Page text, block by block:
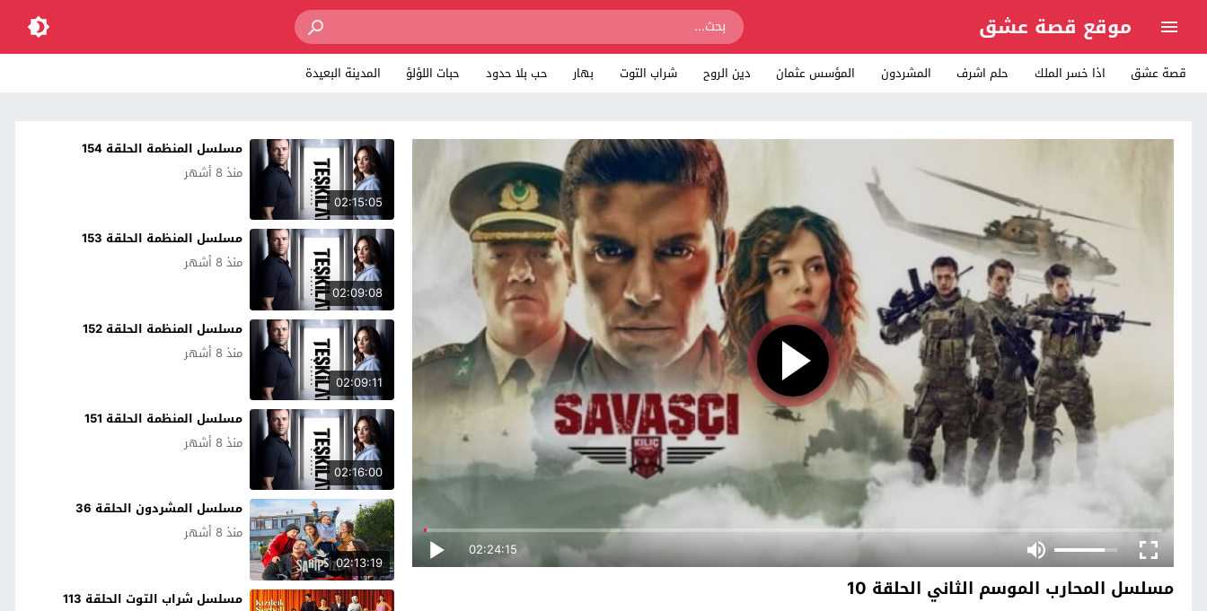
موقع قصة عشق
قصة عشق اذا خسر الملك حلم اشرف المشردون المؤسس عثمان دين الروح شراب التوت بهار حب بلا حدود حبات اللؤلؤ المدينة البعيدة
02:24:15
مسلسل المحارب الموسم الثاني الحلقة 10
02:15:05
مسلسل المنظمة الحلقة 154
منذ 8 أشهر
02:09:08
مسلسل المنظمة الحلقة 153
منذ 8 أشهر
02:09:11
مسلسل المنظمة الحلقة 152
منذ 8 أشهر
02:16:00
مسلسل المنظمة الحلقة 151
منذ 8 أشهر
02:13:19
مسلسل المشردون الحلقة 36
منذ 8 أشهر
مسلسل شراب التوت الحلقة 113